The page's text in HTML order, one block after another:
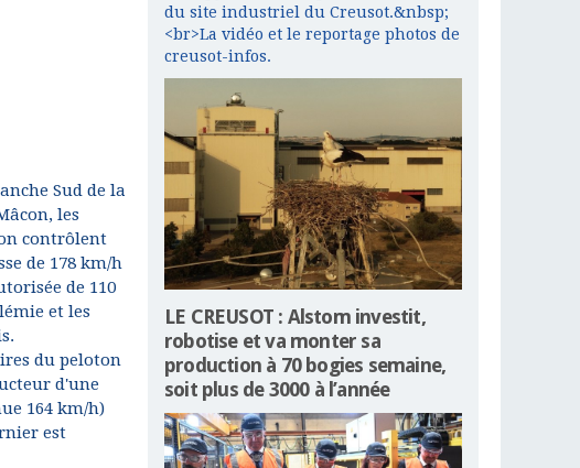
Sud de la
les
contrôlent
de 178 km/h
de 110
et les
du peloton
d'une
164 km/h)
est
du site industriel du Creusot.&nbsp;
<br>La vidéo et le reportage photos de
creusot-infos.
LE CREUSOT : Alstom investit,
robotise et va monter sa
production à 70 bogies semaine,
soit plus de 3000 à l’année